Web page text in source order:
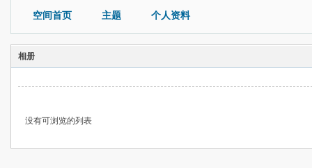
空间首页 主题 个人资料
相册
没有可浏览的列表